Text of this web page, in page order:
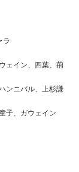
イン、四葉、荊
バル、上杉謙
、ガウェイン